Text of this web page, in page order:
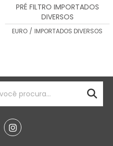
PRÉ FILTRO IMPORTADOS
DIVERSOS
EURO / IMPORTADOS DIVERSOS